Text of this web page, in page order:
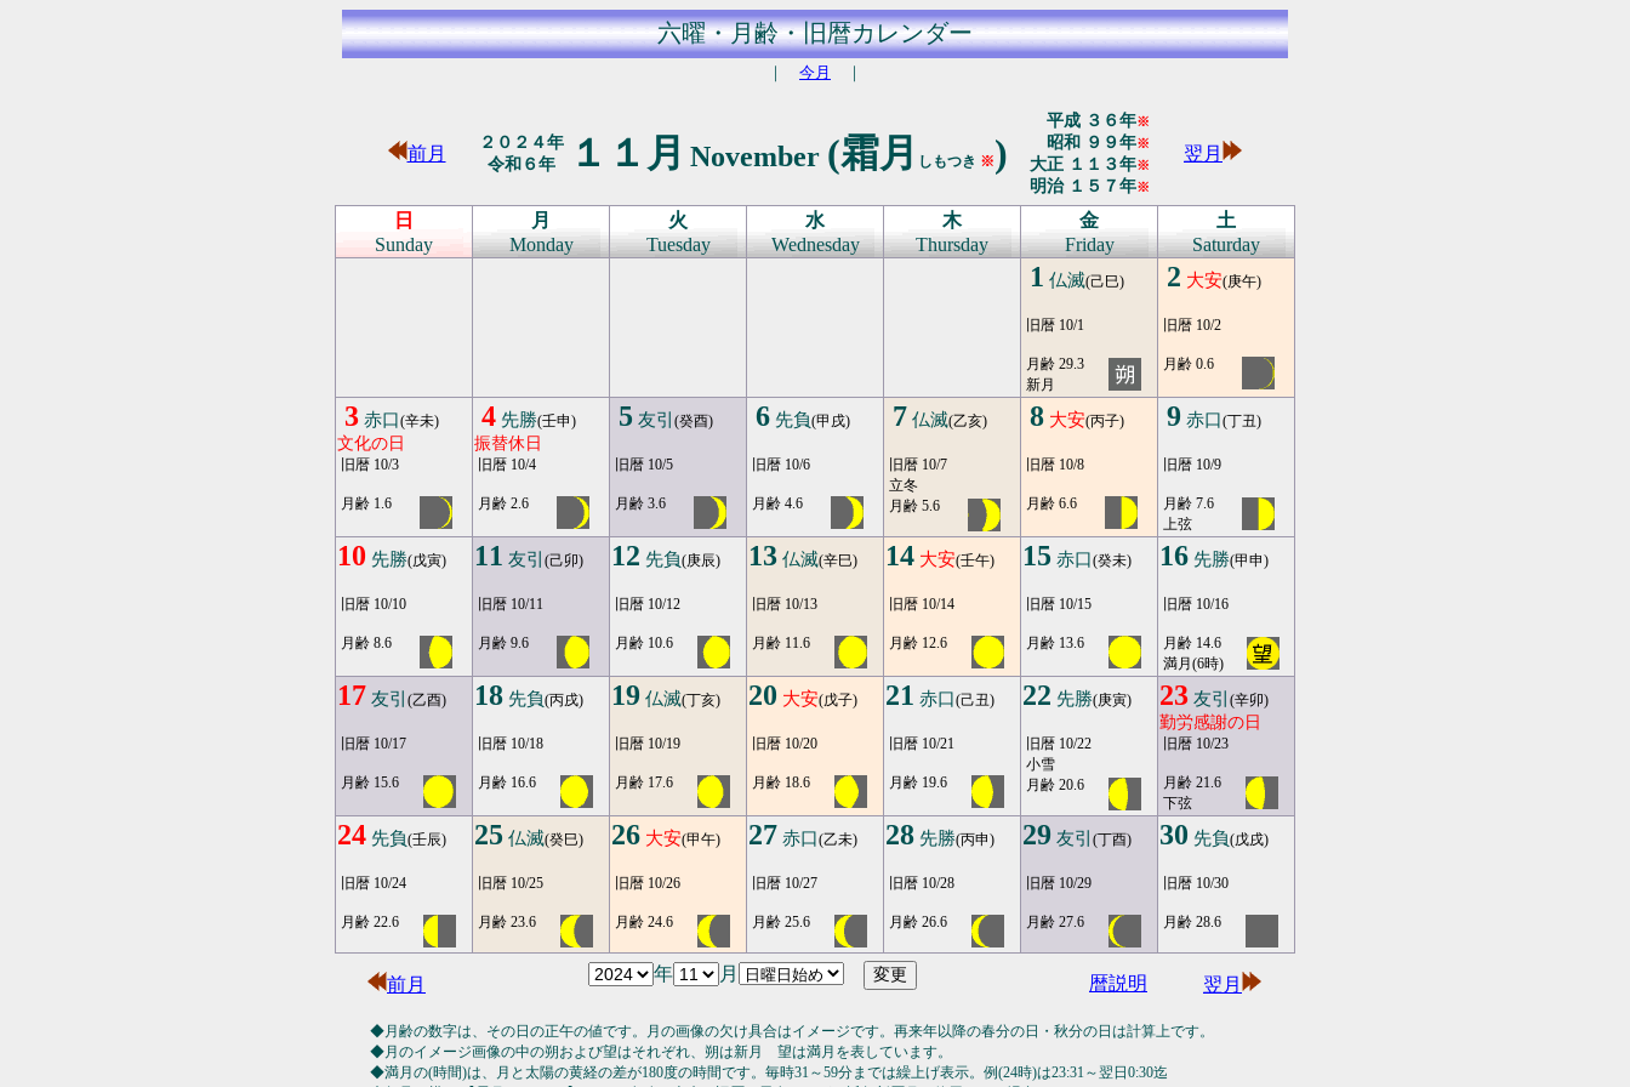
六曜・月齢・旧暦カレンダー
｜ 今月 ｜
前月
２０２４年
令和６年
１１月 November (霜月 しもつき ※)
平成 ３６年※
昭和 ９９年※
大正 １１３年※
明治 １５７年※
翌月
日
Sunday
月
Monday
火
Tuesday
水
Wednesday
木
Thursday
金
Friday
土
Saturday
1 仏滅(己巳)
旧暦 10/1
月齢 29.3
新月
2 大安(庚午)
旧暦 10/2
月齢 0.6
3 赤口(辛未)
文化の日
旧暦 10/3
月齢 1.6
4 先勝(壬申)
振替休日
旧暦 10/4
月齢 2.6
5 友引 (癸酉)
旧暦 10/5
月齢 3.6
6 先負(甲戌)
旧暦 10/6
月齢 4.6
7 仏滅(乙亥)
旧暦 10/7
立冬
月齢 5.6
8 大安(丙子)
旧暦 10/8
月齢 6.6
9 赤口(丁丑)
旧暦 10/9
月齢 7.6
上弦
10 先勝(戊寅)
旧暦 10/10
月齢 8.6
11 友引 (己卯)
旧暦 10/11
月齢 9.6
12 先負(庚辰)
旧暦 10/12
月齢 10.6
13 仏滅(辛巳)
旧暦 10/13
月齢 11.6
14 大安(壬午)
旧暦 10/14
月齢 12.6
15 赤口(癸未)
旧暦 10/15
月齢 13.6
16 先勝(甲申)
旧暦 10/16
月齢 14.6
満月(6時)
17 友引 (乙酉)
旧暦 10/17
月齢 15.6
18 先負(丙戌)
旧暦 10/18
月齢 16.6
19 仏滅(丁亥)
旧暦 10/19
月齢 17.6
20 大安(戊子)
旧暦 10/20
月齢 18.6
21 赤口(己丑)
旧暦 10/21
月齢 19.6
22 先勝(庚寅)
旧暦 10/22
小雪
月齢 20.6
23 友引 (辛卯)
勤労感謝の日
旧暦 10/23
月齢 21.6
下弦
24 先負(壬辰)
旧暦 10/24
月齢 22.6
25 仏滅(癸巳)
旧暦 10/25
月齢 23.6
26 大安(甲午)
旧暦 10/26
月齢 24.6
27 赤口(乙未)
旧暦 10/27
月齢 25.6
28 先勝(丙申)
旧暦 10/28
月齢 26.6
29 友引 (丁酉)
旧暦 10/29
月齢 27.6
30 先負(戊戌)
旧暦 10/30
月齢 28.6
前月
年 月 暦説明 翌月
◆月齢の数字は、その日の正午の値です。月の画像の欠け具合はイメージです。再来年以降の春分の日・秋分の日は計算上です。
◆月のイメージ画像の中の朔および望はそれぞれ、朔は新月 望は満月を表しています。
◆満月の(時間)は、月と太陽の黄経の差が180度の時間です。毎時31～59分までは繰上げ表示。例(24時)は23:31～翌日0:30迄